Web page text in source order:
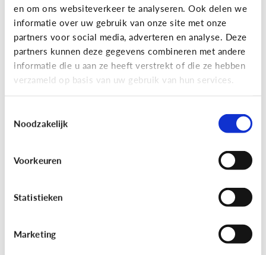
en om ons websiteverkeer te analyseren. Ook delen we
informatie over uw gebruik van onze site met onze
partners voor social media, adverteren en analyse. Deze
partners kunnen deze gegevens combineren met andere
informatie die u aan ze heeft verstrekt of die ze hebben
verzameld op basis van uw gebruik van hun services.
Noodzakelijk
Voorkeuren
Statistieken
Marketing
Lees de 3 tips
Lezen
Mijn kind kan lezen, heeft het zin
dat ik nog voorlees?